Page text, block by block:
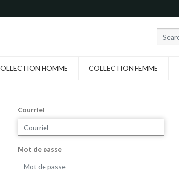
HOMME COLLECTION FEMME
Courriel
Mot de passe